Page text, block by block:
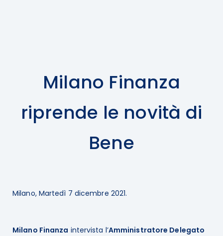
Milano Finanza
riprende le novità di
Bene
Milano, Martedì 7 dicembre 2021.
Milano Finanza intervista l’Amministratore Delegato